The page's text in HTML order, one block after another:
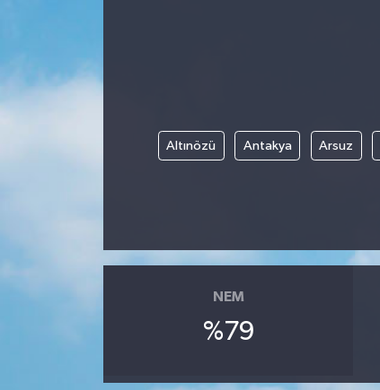
Altınözü Antakya Arsuz
NEM
%79
Kültür Sanat